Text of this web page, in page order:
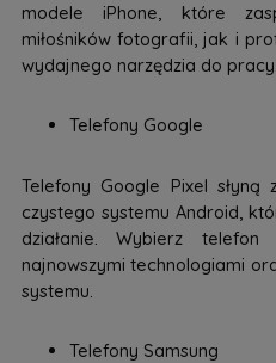
modele iPhone, które
miłośników fotografii, jak i
wydajnego narzędzia do pracy.
Telefony Google
Telefony Google Pixel
czystego systemu Android,
działanie. Wybierz
najnowszymi technologiami
systemu.
Telefony Samsung